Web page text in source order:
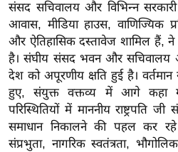
ख्सि
य
त
यं
ग
इं
डि
या
संसद सचिवालय और विभिन्न
आवास, मीडिया हाउस, वाणिज्यिक
और ऐतिहासिक दस्तावेज शामिल हैं,
है। संघीय संसद भवन और
देश को अपूरणीय क्षति हुई है। वर्तमान
हुए, संयुक्त वक्तव्य में आगे कहा
परिस्थितियों में माननीय राष्ट्रपति
समाधान निकालने की पहल कर
संप्रभुता, नागरिक स्वतंत्रता,